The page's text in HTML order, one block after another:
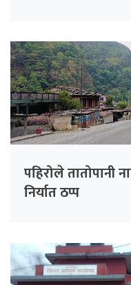
पहिरोले तातोपानी
निर्यात ठप्प